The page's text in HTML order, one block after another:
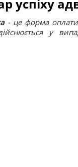
успіху
- це форма
у